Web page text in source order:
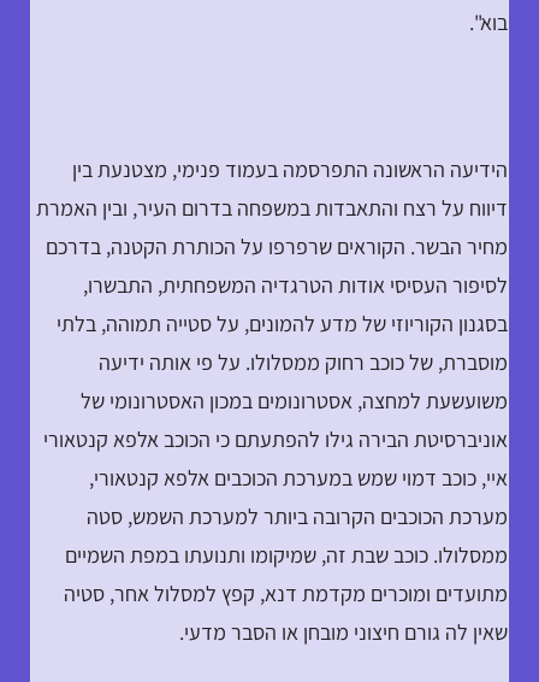
בוא".
הידיעה הראשונה התפרסמה בעמוד פנימי, מצטנעת בין
דיווח על רצח והתאבדות במשפחה בדרום העיר, ובין האמרת
מחיר הבשר. הקוראים שרפרפו על הכותרת הקטנה, בדרכם
לסיפור העסיסי אודות הטרגדיה המשפחתית, התבשרו,
בסגנון הקוריוזי של מדע להמונים, על סטייה תמוהה, בלתי
מוסברת, של כוכב רחוק ממסלולו. על פי אותה ידיעה
משועשעת למחצה, אסטרונומים במכון האסטרונומי של
אוניברסיטת הבירה גילו להפתעתם כי הכוכב אלפא קנטאורי
איי, כוכב דמוי שמש במערכת הכוכבים אלפא קנטאורי,
מערכת הכוכבים הקרובה ביותר למערכת השמש, סטה
ממסלולו. כוכב שבת זה, שמיקומו ותנועתו במפת השמיים
מתועדים ומוכרים מקדמת דנא, קפץ למסלול אחר, סטיה
שאין לה גורם חיצוני מובחן או הסבר מדעי.